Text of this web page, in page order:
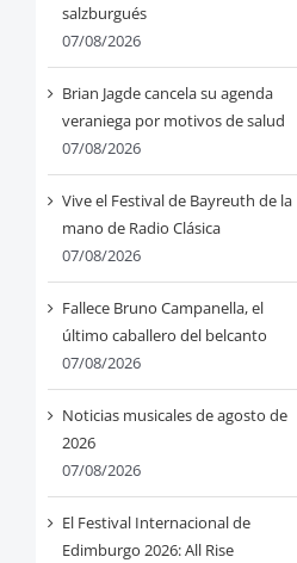
salzburgués
07/08/2026
Brian Jagde cancela su agenda
veraniega por motivos de salud
07/08/2026
Vive el Festival de Bayreuth de la
mano de Radio Clásica
07/08/2026
Fallece Bruno Campanella, el
último caballero del belcanto
07/08/2026
Noticias musicales de agosto de
2026
07/08/2026
El Festival Internacional de
Edimburgo 2026: All Rise